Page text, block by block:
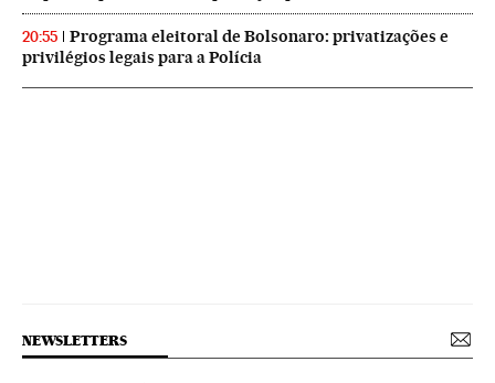
20:55
Programa eleitoral de Bolsonaro: privatizações e
privilégios legais para a Polícia
NEWSLETTERS